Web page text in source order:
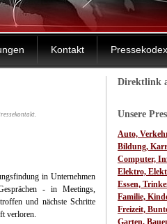
Kontakt Pressekodex
Direktlink
Unsere
Auto,
Bildung,
Computer,
Elektro,
Essen,
Familie,
Freizeit,
Garten,
in Unternehmen
- in Meetings,
und nächste Schritte
verloren.